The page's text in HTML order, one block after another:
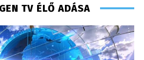
TV ÉLŐ ADÁSA